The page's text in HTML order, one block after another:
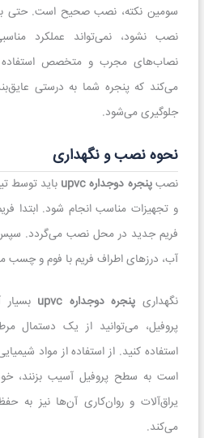
سومین نکته، نصب صحیح است. حتی
نصب نشود، نمی‌تواند عملکرد
نصاب‌های مجرب و متخصص
می‌کند که پنجره شما به درستی
جلوگیری می‌شود.
نحوه نصب و نگهداری
نصبپنجره دوجداره upvc
باید توسط
و تجهیزات مناسب انجام شود. ابتدا
فریم جدید در محل نصب می‌گردد. سپس،
آب، درزهای اطراف فریم با فوم و
نگهداری پنجره دوجداره upvc
پروفیل، می‌توانید از یک دستمال
استفاده کنید. از استفاده از مواد
است به سطح پروفیل آسیب بزنند،
یراق‌آلات و روان‌کاری آن‌ها نیز به
می‌کند.